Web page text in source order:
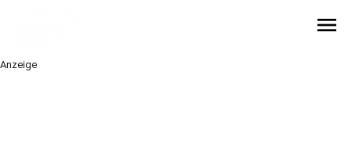
menu
Anzeige